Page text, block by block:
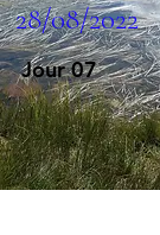
28/08/2022
Jour 07